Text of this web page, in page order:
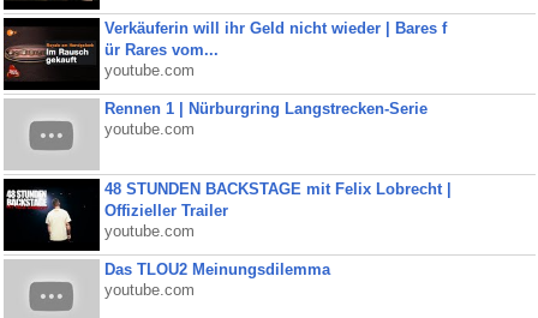
Verkäuferin will ihr Geld nicht wieder | Bares f
ür Rares vom...
youtube.com
Rennen 1 | Nürburgring Langstrecken-Serie
youtube.com
48 STUNDEN BACKSTAGE mit Felix Lobrecht |
Offizieller Trailer
youtube.com
Das TLOU2 Meinungsdilemma
youtube.com